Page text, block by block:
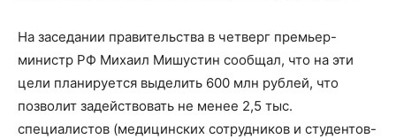
На заседании правительства в четверг премьер-
министр РФ Михаил Мишустин сообщал, что на эти
цели планируется выделить 600 млн рублей, что
позволит задействовать не менее 2,5 тыс.
специалистов (медицинских сотрудников и студентов-